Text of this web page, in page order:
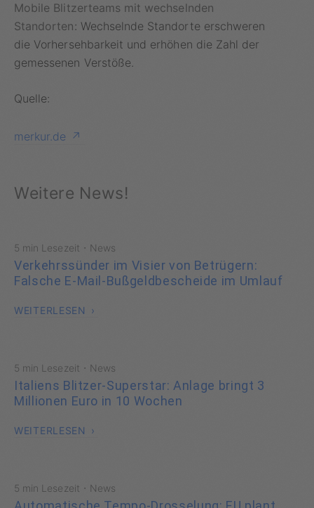
Mobile Blitzerteams mit wechselnden
Standorten: Wechselnde Standorte erschweren
die Vorhersehbarkeit und erhöhen die Zahl der
gemessenen Verstöße.
Quelle:
merkur.de
Weitere News!
5 min Lesezeit · News
Verkehrssünder im Visier von Betrügern:
Falsche E-Mail-Bußgeldbescheide im Umlauf
WEITERLESEN
5 min Lesezeit · News
Italiens Blitzer-Superstar: Anlage bringt 3
Millionen Euro in 10 Wochen
WEITERLESEN
5 min Lesezeit · News